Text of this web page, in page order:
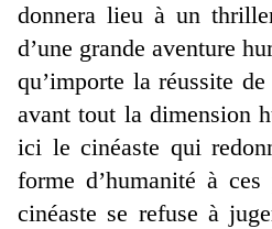
donnera lieu à un
d’une grande aventure
qu’importe la réussite
avant tout la dimension
ici le cinéaste qui
forme d’humanité à ces
cinéaste se refuse à